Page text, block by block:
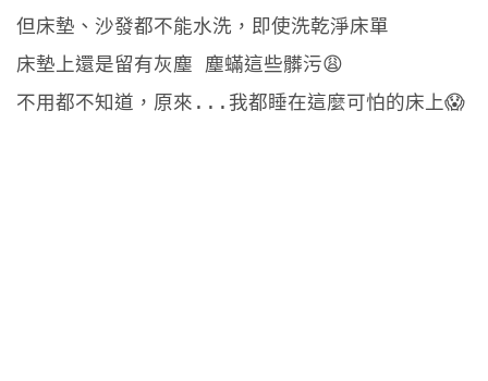
但床墊、沙發都不能水洗，即使洗乾淨床單
床墊上還是留有灰塵 塵蟎這些髒污😩
不用都不知道，原來...我都睡在這麼可怕的床上😱